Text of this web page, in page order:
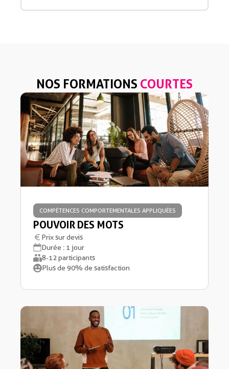
NOS FORMATIONS COURTES
COMPÉTENCES COMPORTEMENTALES APPLIQUÉES
POUVOIR DES MOTS
Prix sur devis
Durée : 1 jour
8-12 participants
Plus de 90% de satisfaction